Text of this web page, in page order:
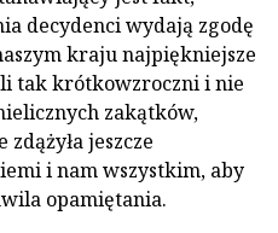
decydenci wydają zgodę
kraju najpiękniejsze
tak krótkowzroczni i nie
zakątków,
jeszcze
i nam wszystkim, aby
opamiętania.